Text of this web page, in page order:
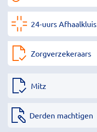
24-uurs Afhaalkluis
Zorgverzekeraars
Mitz
Derden machtigen